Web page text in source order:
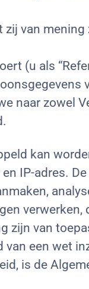
van
(u als
naar zowel
kan
IP-adres.
zijn van
een wet
is de